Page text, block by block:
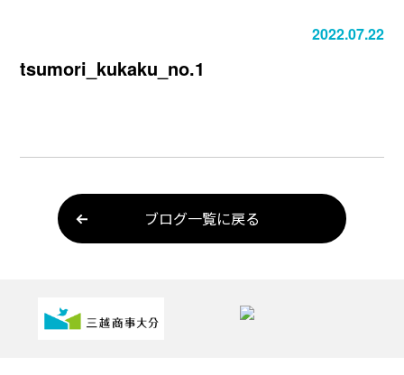
2022.07.22
tsumori_kukaku_no.1
ブログ一覧に戻る